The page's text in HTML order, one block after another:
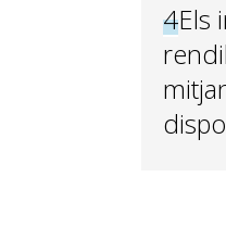
4Els